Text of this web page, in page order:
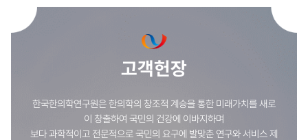
고객헌장
한국한의학연구원은 한의학의 창조적 계승을 통한 미래가치를 새로
이 창출하여 국민의 건강에 이바지하며
보다 과학적이고 전문적으로 국민의 요구에 발맞춘 연구와 서비스 제